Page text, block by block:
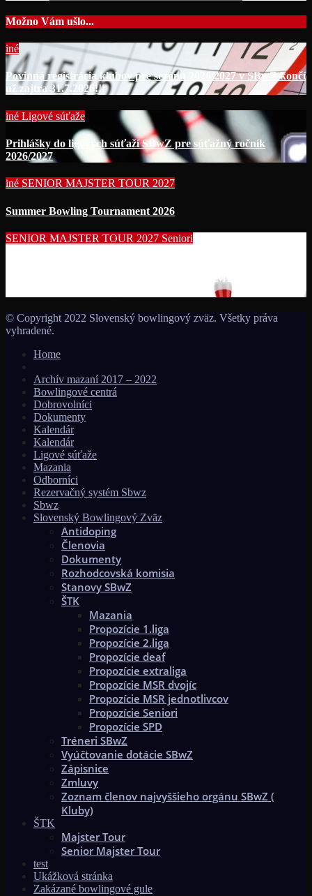
Možno Vám ušlo...
iné
Povinná registrácia klubov pre sezónu 2026/2027 v SBwZ končí
už zajtra 31.7.2026!!!
iné Ligové súťaže
Prihlášky do ligových súťaží SBwZ pre súťažný ročník
2026/2027
iné SENIOR MAJSTER TOUR 2027
Summer Bowling Tournament 2026
SENIOR MAJSTER TOUR 2027 Seniori
MS seniorov 2027 v Thajsku turnajom SUMMER BOWLING
© Copyright 2022 Slovenský bowlingový zväz. Všetky práva
vyhradené.
Home
Archív mazaní 2017 – 2022
Bowlingové centrá
Dobrovolníci
Dokumenty
Kalendár
Kalendár
Ligové súťaže
Mazania
Odborníci
Rezervačný systém Sbwz
Sbwz
Slovenský Bowlingový Zväz
Antidoping
Členovia
Dokumenty
Rozhodcovská komisia
Stanovy SBwZ
ŠTK
Mazania
Propozície 1.liga
Propozície 2.liga
Propozície deaf
Propozície extraliga
Propozície MSR dvojíc
Propozície MSR jednotlivcov
Propozície Seniori
Propozície SPD
Tréneri SBwZ
Vyúčtovanie dotácie SBwZ
Zápisnice
Zmluvy
Zoznam členov najvyššieho orgánu SBwZ (
Kluby)
ŠTK
Majster Tour
Senior Majster Tour
test
Ukážková stránka
Zakázané bowlingové gule